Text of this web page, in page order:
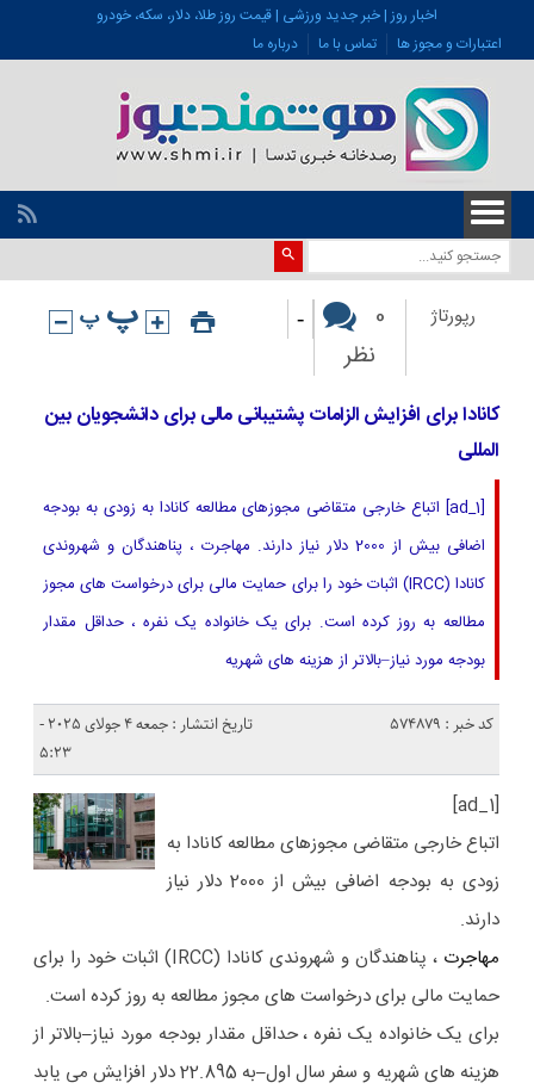
اخبار روز | خبر جدید ورزشی | قیمت روز طلا، دلار، سکه، خودرو
اعتبارات و مجوز ها
تماس با ما درباره ما
رپورتاژ
0
نظر
-
کانادا برای افزایش الزامات پشتیبانی مالی برای دانشجویان بین
المللی
[ad_1] اتباع خارجی متقاضی مجوزهای مطالعه کانادا به زودی به بودجه
اضافی بیش از 2000 دلار نیاز دارند. مهاجرت ، پناهندگان و شهروندی
کانادا (IRCC) اثبات خود را برای حمایت مالی برای درخواست های مجوز
مطالعه به روز کرده است. برای یک خانواده یک نفره ، حداقل مقدار
بودجه مورد نیاز–بالاتر از هزینه های شهریه
کد خبر : 574879
تاریخ انتشار : جمعه 4 جولای 2025 -
5:23
[ad_1]
اتباع خارجی متقاضی مجوزهای مطالعه کانادا به
زودی به بودجه اضافی بیش از 2000 دلار نیاز
دارند.
مهاجرت
، پناهندگان و شهروندی کانادا (IRCC) اثبات خود را برای
حمایت مالی برای درخواست های مجوز مطالعه به روز کرده است.
برای یک خانواده یک نفره ، حداقل مقدار بودجه مورد نیاز–بالاتر از
هزینه های شهریه و سفر سال اول–
به 22.895 دلار افزایش می یابد